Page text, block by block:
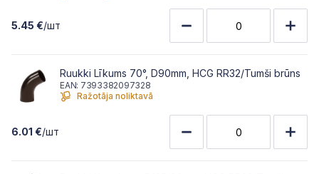
5.45 €/шт
Ruukki Līkums 70°, D90mm, HCG RR32/Tumši brūns
EAN: 7393382097328
Ražotāja noliktavā
6.01 €/шт